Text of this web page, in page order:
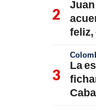
feliz,
La